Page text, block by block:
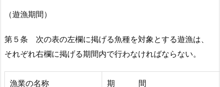
（遊漁期間）
第５条 次の表の左欄に掲げる魚種を対象とする遊漁は、
それぞれ右欄に掲げる期間内で行わなければならない。
漁業の名称 期 間